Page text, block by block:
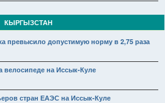
КЫРГЫЗСТАН
превысило допустимую норму в 2,75 раза
велосипеде на Иссык-Куле
стран ЕАЭС на Иссык-Куле